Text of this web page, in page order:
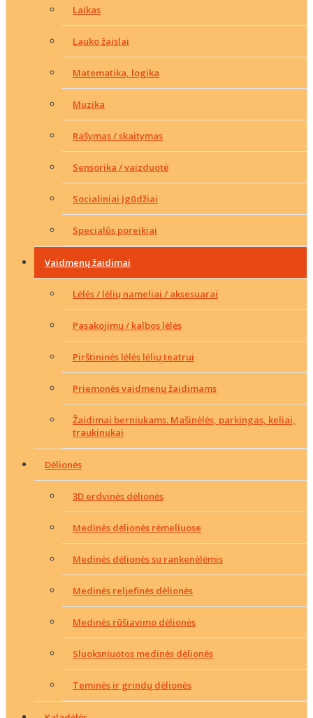
Laikas
Lauko žaislai
Matematika, logika
Muzika
Rašymas / skaitymas
Sensorika / vaizduotė
Socialiniai įgūdžiai
Specialūs poreikiai
Vaidmenų žaidimai
Lėlės / lėlių nameliai / aksesuarai
Pasakojimų / kalbos lėlės
Pirštininės lėlės lėlių teatrui
Priemonės vaidmenų žaidimams
Žaidimai berniukams. Mašinėlės, parkingas, keliai,
traukinukai
Dėlionės
3D erdvinės dėlionės
Medinės dėlionės rėmeliuose
Medinės dėlionės su rankenėlėmis
Medinės reljefinės dėlionės
Medinės rūšiavimo dėlionės
Sluoksniuotos medinės dėlionės
Teminės ir grindų dėlionės